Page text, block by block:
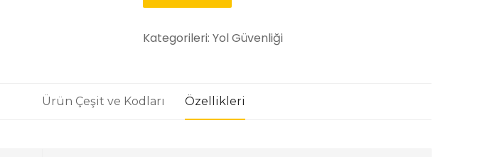
Kategorileri: Yol Güvenliği
Ürün Çeşit ve Kodları Özellikleri